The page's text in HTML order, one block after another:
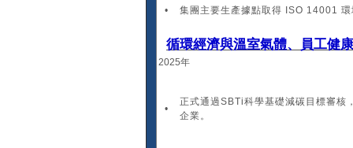
•
集團主要生產據點取得 ISO 14001
循環經濟與溫室氣體、員工健康
2025年
•
正式通過SBTi科學基礎減碳目標審核
企業。